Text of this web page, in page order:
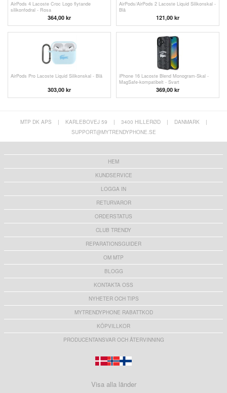
AirPods 4 Lacoste Croc Logo flytande
silikonfodral - Rosa
364,00 kr
AirPods/AirPods 2 Lacoste Liquid Silikonskal -
Blå
121,00 kr
AirPods Pro Lacoste Liquid Silikonskal - Blå
303,00 kr
iPhone 16 Lacoste Blend Monogram-Skal -
MagSafe-kompatibelt - Svart
369,00 kr
MTP DK APS | KARLEBOVEJ 59 | 3400 HILLERØD | DANMARK
|
SUPPORT@MYTRENDYPHONE.SE
HEM
KUNDSERVICE
LOGGA IN
RETURVAROR
ORDERSTATUS
CLUB TRENDY
REPARATIONSGUIDER
OM MTP
BLOGG
KONTAKTA OSS
NYHETER OCH TIPS
MYTRENDYPHONE RABATTKOD
KÖPVILLKOR
PRODUCENTANSVAR OCH ÅTERVINNING
Visa alla länder